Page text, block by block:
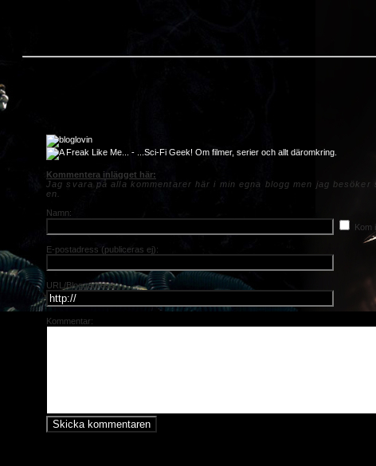
Kommentera inlägget här:
Jag svara på alla kommentarer här i min egna blogg men jag
en.
Namn:
Kom
E-postadress (publiceras ej):
URL/Bloggadress:
Kommentar: